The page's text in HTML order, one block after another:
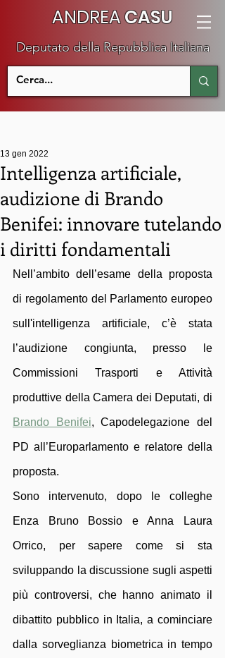
ANDREACASU
Deputato della Repubblica Italiana
Intelligenza artificiale,
audizione di Brando
Benifei: innovare tutelando
i diritti fondamentali
13 gen 2022
Nell’ambito dell’esame della proposta
di regolamento del Parlamento europeo
sull'intelligenza artificiale, c’è stata
l’audizione congiunta, presso le
Commissioni Trasporti e Attività
Brando Benifei, Capodelegazione del
PD all’Europarlamento e relatore della
proposta.
Sono intervenuto, dopo le colleghe
Enza Bruno Bossio e Anna Laura
Orrico, per sapere come si sta
sviluppando la discussione sugli aspetti
più controversi, che hanno animato il
dibattito pubblico in Italia, a cominciare
dalla sorveglianza biometrica in tempo